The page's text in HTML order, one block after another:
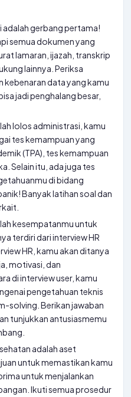
adalah gerbang pertama!
semua dokumen yang
lamaran, ijazah, transkrip
lainnya. Periksa
kebenaran data yang kamu
jadi penghalang besar,
lolos administrasi, kamu
tes kemampuan yang
(TPA), tes kemampuan
Selain itu, ada juga tes
di bidang
Banyak latihan soal dan
kesempatanmu untuk
terdiri dari interview HR
HR, kamu akan ditanya
motivasi, dan
di interview user, kamu
pengetahuan teknis
solving. Berikan jawaban
tunjukkan antusiasmemu
adalah aset
untuk memastikan kamu
untuk menjalankan
Ikuti semua prosedur